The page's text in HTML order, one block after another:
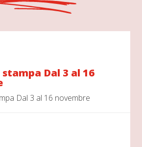
stampa Dal 3 al 16
Dal 3 al 16 novembre